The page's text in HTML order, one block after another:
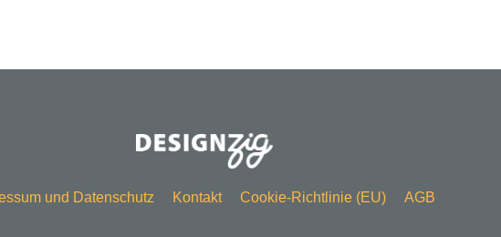
und Datenschutz Kontakt Cookie-Richtlinie (EU) AGB